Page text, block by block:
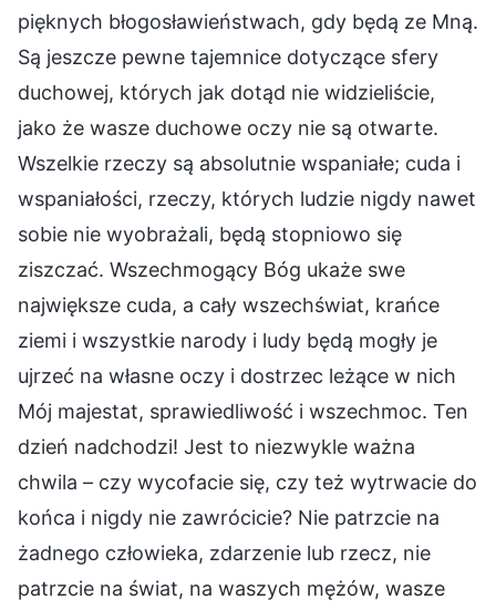
pięknych błogosławieństwach, gdy będą ze Mną.
Są jeszcze pewne tajemnice dotyczące sfery
duchowej, których jak dotąd nie widzieliście,
jako że wasze duchowe oczy nie są otwarte.
Wszelkie rzeczy są absolutnie wspaniałe; cuda i
wspaniałości, rzeczy, których ludzie nigdy nawet
sobie nie wyobrażali, będą stopniowo się
ziszczać. Wszechmogący Bóg ukaże swe
największe cuda, a cały wszechświat, krańce
ziemi i wszystkie narody i ludy będą mogły je
ujrzeć na własne oczy i dostrzec leżące w nich
Mój majestat, sprawiedliwość i wszechmoc. Ten
dzień nadchodzi! Jest to niezwykle ważna
chwila – czy wycofacie się, czy też wytrwacie do
końca i nigdy nie zawrócicie? Nie patrzcie na
żadnego człowieka, zdarzenie lub rzecz, nie
patrzcie na świat, na waszych mężów, wasze